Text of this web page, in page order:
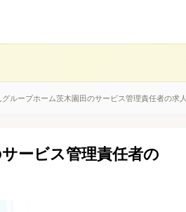
グループホーム茨木園田のサービス管理責任者の求人
ービス管理責任者の